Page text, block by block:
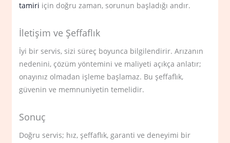
tamiri için doğru zaman, sorunun başladığı andır.
İletişim ve Şeffaflık
İyi bir servis, sizi süreç boyunca bilgilendirir. Arızanın
nedenini, çözüm yöntemini ve maliyeti açıkça anlatır;
onayınız olmadan işleme başlamaz. Bu şeffaflık,
güvenin ve memnuniyetin temelidir.
Sonuç
Doğru servis; hız, şeffaflık, garanti ve deneyimi bir